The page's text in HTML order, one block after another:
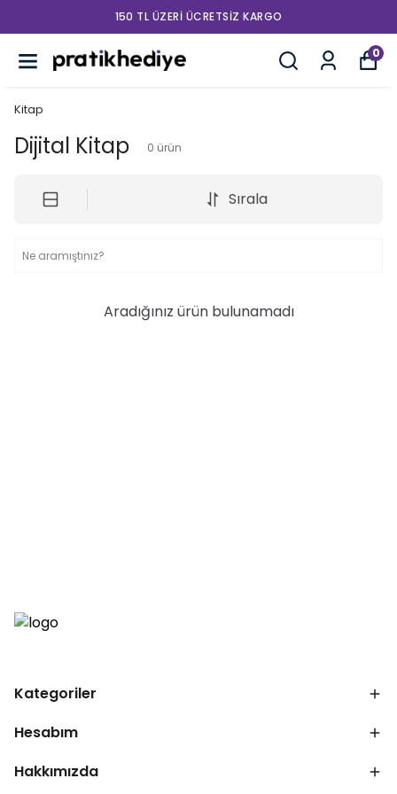
150 TL ÜZERI ÜCRETSIZ KARGO
0
Kitap
Dijital Kitap 0 ürün
Sırala
Aradığınız ürün bulunamadı
Kategoriler
Hesabım
Hakkımızda